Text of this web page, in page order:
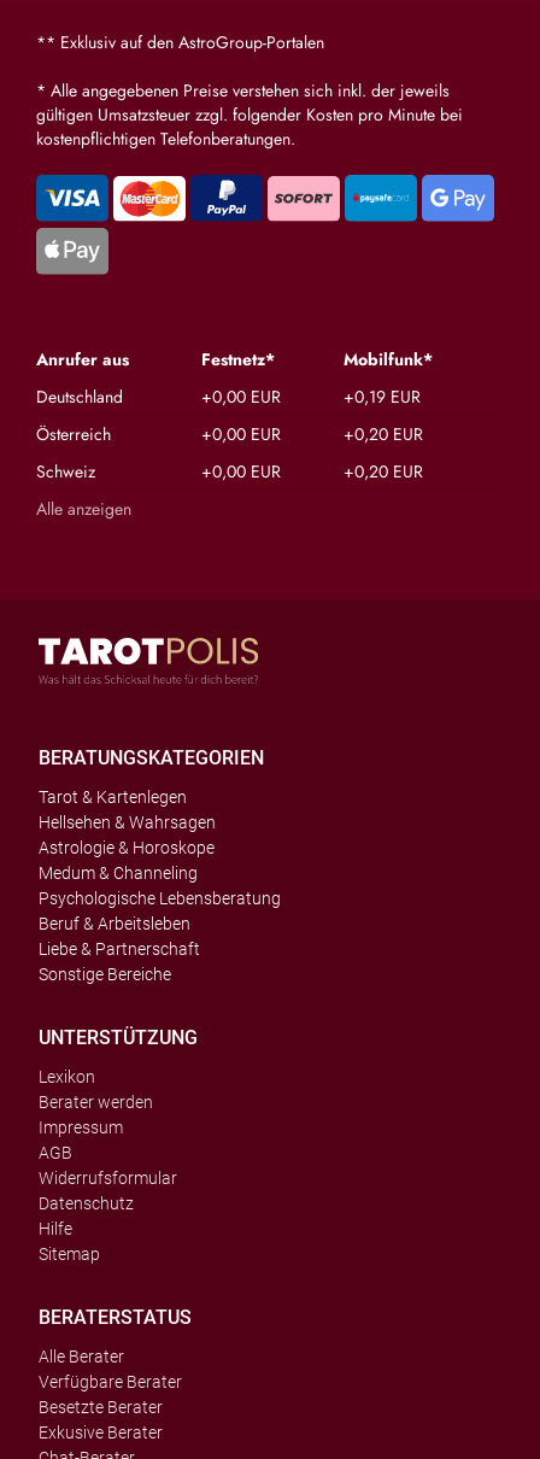
** Exklusiv auf den AstroGroup-Portalen
* Alle angegebenen Preise verstehen sich inkl. der jeweils
gültigen Umsatzsteuer zzgl. folgender Kosten pro Minute bei
kostenpflichtigen Telefonberatungen.
Anrufer aus Festnetz*
Mobilfunk*
Deutschland
+0,00 EUR
+0,19 EUR
Österreich
+0,00 EUR
+0,20 EUR
Schweiz
+0,00 EUR
+0,20 EUR
Alle anzeigen
BERATUNGSKATEGORIEN
Tarot & Kartenlegen
Hellsehen & Wahrsagen
Astrologie & Horoskope
Medum & Channeling
Psychologische Lebensberatung
Beruf & Arbeitsleben
Liebe & Partnerschaft
Sonstige Bereiche
UNTERSTÜTZUNG
Lexikon
Berater werden
Impressum
AGB
Widerrufsformular
Datenschutz
Hilfe
Sitemap
BERATERSTATUS
Alle Berater
Verfügbare Berater
Besetzte Berater
Exkusive Berater